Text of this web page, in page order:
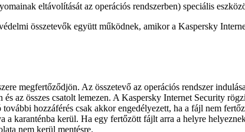
eltávolítását az operációs rendszerben) speciális
összetevők együtt működnek, amikor a Kaspersky
megfertőződjön. Az összetevő az operációs rendszer
az összes csatolt lemezen. A Kaspersky Internet Security
hozzáférés csak akkor engedélyezett, ha a fájl nem
karanténba kerül. Ha egy fertőzött fájlt arra a helyre
nem kerül mentésre.